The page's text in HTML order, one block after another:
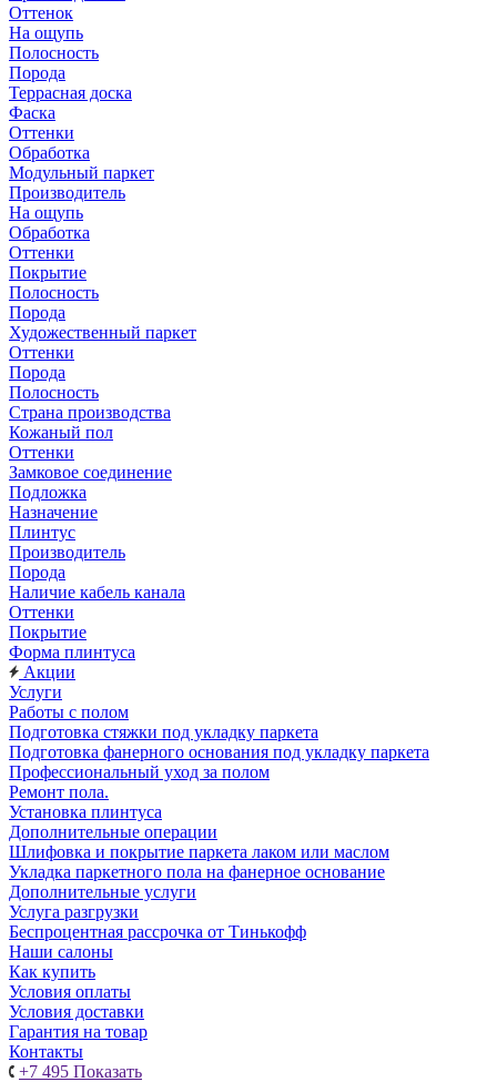
Оттенок
На ощупь
Полосность
Порода
Террасная доска
Фаска
Оттенки
Обработка
Модульный паркет
Производитель
На ощупь
Обработка
Оттенки
Покрытие
Полосность
Порода
Художественный паркет
Оттенки
Порода
Полосность
Страна производства
Кожаный пол
Оттенки
Замковое соединение
Подложка
Назначение
Плинтус
Производитель
Порода
Наличие кабель канала
Оттенки
Покрытие
Форма плинтуса
Акции
Услуги
Работы с полом
Подготовка стяжки под укладку паркета
Подготовка фанерного основания под укладку паркета
Профессиональный уход за полом
Ремонт пола.
Установка плинтуса
Дополнительные операции
Шлифовка и покрытие паркета лаком или маслом
Укладка паркетного пола на фанерное основание
Дополнительные услуги
Услуга разгрузки
Беспроцентная рассрочка от Тинькофф
Наши салоны
Как купить
Условия оплаты
Условия доставки
Гарантия на товар
Контакты
+7 495 Показать